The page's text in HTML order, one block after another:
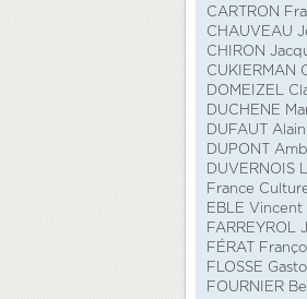
CARTRON
CHAUVEAU
CHIRON
CUKIERMAN
DOMEIZEL
DUCHENE
DUFAUT
DUPONT
DUVERNOIS
France
EBLE
FARREYROL
FÉRAT
FLOSSE
FOURNIER